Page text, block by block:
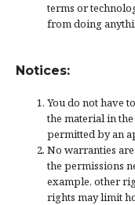
terms or
from doing
Notices:
You do not have
the material in
permitted by an
No warranties
the permissions
example, other
rights may limit